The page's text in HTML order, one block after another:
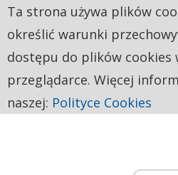
Ta strona używa plików
określić warunki
dostępu do plików cookies
przeglądarce. Więcej
naszej: Polityce Cookies